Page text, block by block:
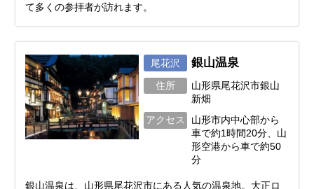
て多くの参拝者が訪れます。
尾花沢 銀山温泉
住所
山形県尾花沢市銀山
新畑
アクセス
山形市内中心部から
車で約1時間20分、山
形空港から車で約50
分
銀山温泉は、山形県尾花沢市にある人気の温泉地。大正ロ